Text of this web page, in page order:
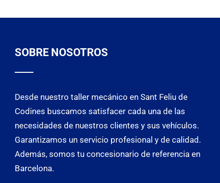
SOBRE NOSOTROS
Desde nuestro taller mecánico en Sant Feliu de
Codines buscamos satisfacer cada una de las
necesidades de nuestros clientes y sus vehículos.
Garantizamos un servicio profesional y de calidad.
Además, somos tu concesionario de referencia en
Barcelona.